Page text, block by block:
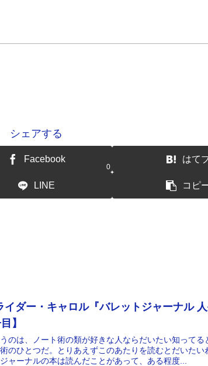
シェアする
Facebook
0
はて
LINE コピ
ダー・キャロル『バレットジャーナル
】
のは、ノート術の類が好きな人ならだいたい知ってる
のひとつだ。とりあえずこのあたりを読むとだいたい
ャーナルの本は読んだことがあって、ある程度...